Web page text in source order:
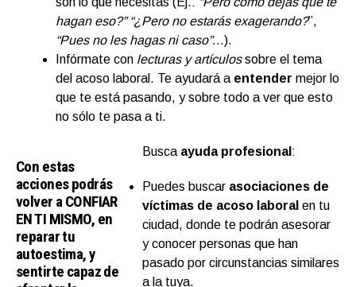
hagan eso?” “¿Pero no estarás exagerando?”,
“Pues no les hagas ni caso”…).
Infórmate con lecturas y artículossobre el tema
del acoso laboral. Te ayudará a entender mejor lo
que te está pasando, y sobre todo a ver que esto
no sólo te pasa a ti.
Con estas
acciones podrás
volver a CONFIAR
EN TI MISMO, en
reparar tu
autoestima, y
sentirte capaz de
Busca ayuda profesional :
Puedes buscar asociaciones de
víctimas de acoso laboral en tu
ciudad, donde te podrán asesorar
y conocer personas que han
pasado por circunstancias similares
a la tuya.